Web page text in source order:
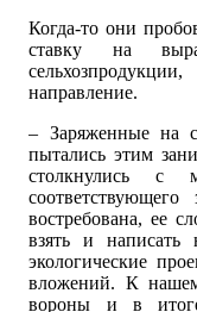
Когда-то они
ставку на
направление.
– Заряженные на
пытались этим
столкнулись с
соответствующего
востребована, ее
взять и
экологические
вложений. К
вороны и в